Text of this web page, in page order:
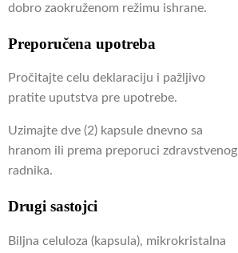
dobro zaokruženom režimu ishrane.
Preporučena upotreba
Pročitajte celu deklaraciju i pažljivo
pratite uputstva pre upotrebe.
Uzimajte dve (2) kapsule dnevno sa
hranom ili prema preporuci zdravstvenog
radnika.
Drugi sastojci
Biljna celuloza (kapsula), mikrokristalna